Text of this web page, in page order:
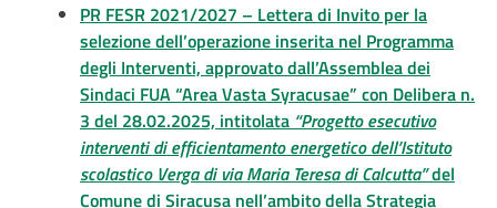
PR FESR 2021/2027 – Lettera di Invito per la
selezione dell’operazione inserita nel Programma
degli Interventi, approvato dall’Assemblea dei
Sindaci FUA “Area Vasta Syracusae” con Delibera n.
3 del 28.02.2025, intitolata “Progetto esecutivo
interventi di efficientamento energetico dell’Istituto
scolastico Verga di via Maria Teresa di Calcutta”del
Comune di Siracusa nell’ambito della Strategia